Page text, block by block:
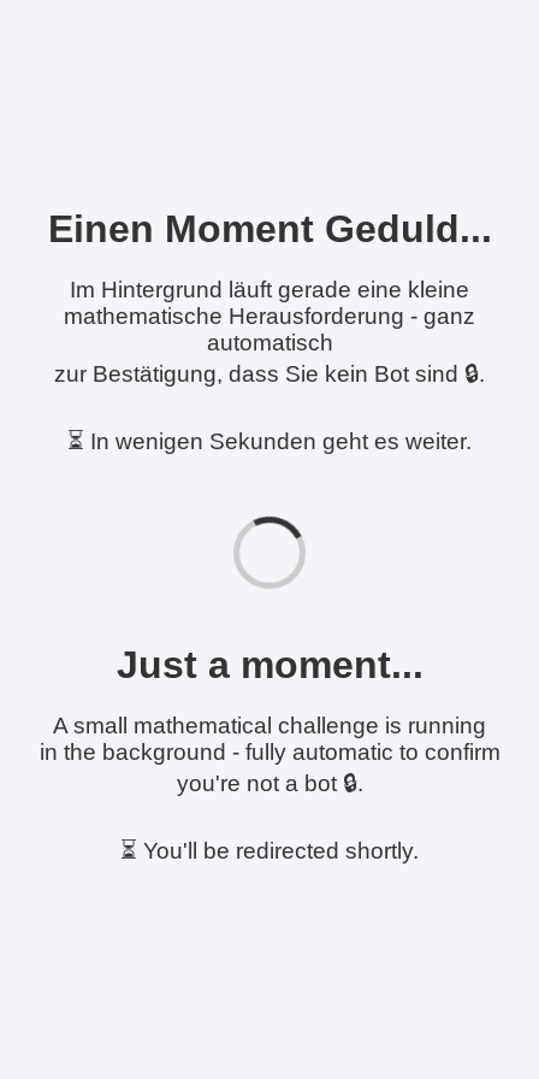
Einen Moment Geduld...
Im Hintergrund läuft gerade eine kleine
mathematische Herausforderung - ganz
automatisch
zur Bestätigung, dass Sie kein Bot sind 🔒.
⏳ In wenigen Sekunden geht es weiter.
Just a moment...
A small mathematical challenge is running
in the background - fully automatic to confirm
you're not a bot 🔒.
⏳ You'll be redirected shortly.